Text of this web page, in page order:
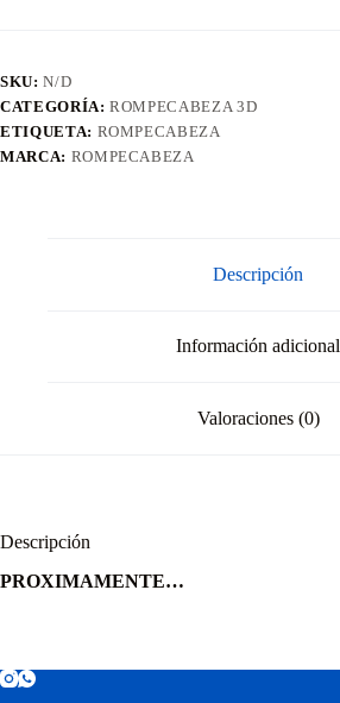
SKU:N/D
CATEGORÍA:ROMPECABEZA 3D
ETIQUETA: ROMPECABEZA
MARCA: ROMPECABEZA
Descripción
Información adicional
Valoraciones (0)
Descripción
PROXIMAMENTE…